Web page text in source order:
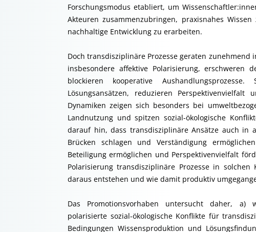
Forschungsmodus etabliert, um
Akteuren zusammenzubringen, praxisnahes
nachhaltige Entwicklung zu erarbeiten.
Doch transdisziplinäre Prozesse geraten
insbesondere affektive Polarisierung, erschweren
blockieren kooperative
Lösungsansätzen, reduzieren
Dynamiken zeigen sich besonders bei
Landnutzung und spitzen sozial-ökologische
darauf hin, dass transdisziplinäre Ansätze auch in
Brücken schlagen und Verständigung
Beteiligung ermöglichen und Perspektivenvielfalt
Polarisierung transdisziplinäre Prozesse in
daraus entstehen und wie damit produktiv
Das Promotionsvorhaben untersucht daher, a)
polarisierte sozial-ökologische Konflikte für
Bedingungen Wissensproduktion und